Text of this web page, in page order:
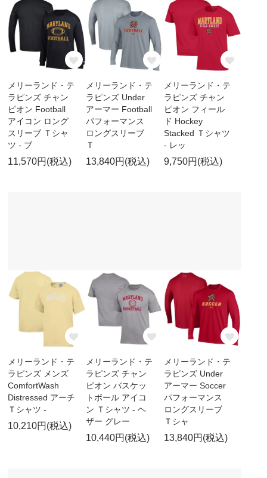
メリーランド・テ
ラピンズ チャン
ピオン Football
アイコン ロング
スリーブ Ｔシャ
ツ - ブ
11,570円(税込)
メリーランド・テ
ラピンズ Under
アーマー Football
パフォーマンス
ロングスリーブ
Ｔ
13,840円(税込)
メリーランド・テ
ラピンズ チャン
ピオン フィール
ド Hockey
Stacked Ｔシャツ
- レッ
9,750円(税込)
メリーランド・テ
ラピンズ メンズ
ComfortWash
Distressed アーチ
Ｔシャツ -
10,210円(税込)
メリーランド・テ
ラピンズ チャン
ピオン バスケッ
トボール アイコ
ン Ｔシャツ - ヘ
ザー グレー
10,440円(税込)
メリーランド・テ
ラピンズ Under
アーマー Soccer
パフォーマンス
ロングスリーブ
Ｔシャ
13,840円(税込)